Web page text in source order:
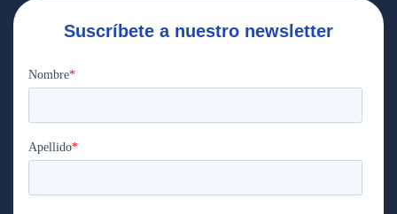
Suscríbete a nuestro newsletter